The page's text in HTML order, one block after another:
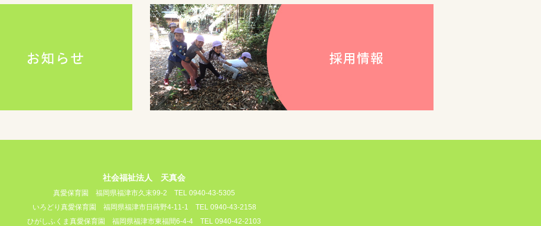
社会福祉法人 天真会
真愛保育園 福岡県福津市久末99-2
TEL 0940-43-5305
いろどり真愛保育園 福岡県福津市日蒔野4-11-1
TEL 0940-43-2158
ひがしふくま真愛保育園 福岡県福津市東福間6-4-4 TEL 0940-42-2103